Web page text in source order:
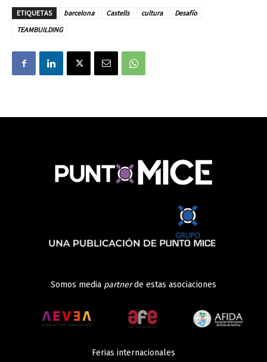
ETIQUETAS barcelona Castells cultura
Desafío
TEAMBUILDING
Somos media partnerde estas asociaciones
Ferias internacionales